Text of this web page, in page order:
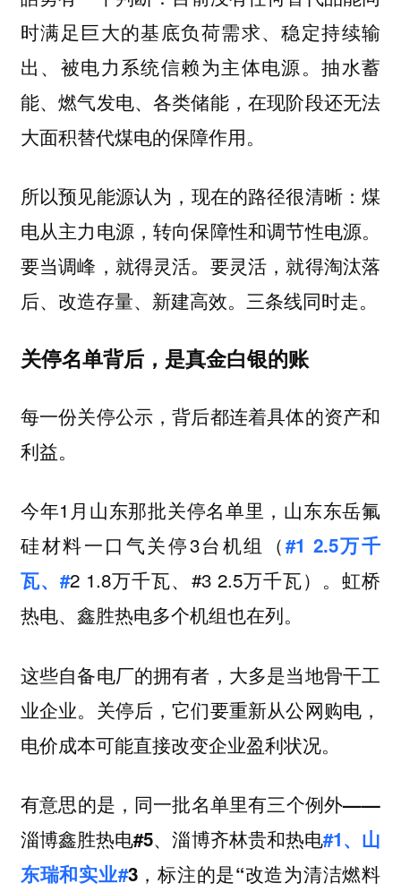
时满足巨大的基底负荷需求、稳定持续输
出、被电力系统信赖为主体电源。抽水蓄
能、燃气发电、各类储能，在现阶段还无法
大面积替代煤电的保障作用。
所以预见能源认为， 现在的路径很清晰：煤
电从主力电源，转向保障性和调节性电源。
要当调峰，就得灵活。要灵活，就得淘汰落
后、改造存量、新建高效。三条线同时走。
关停名单背后，是真金白银的账
每一份关停公示，背后都连着具体的资产和
利益。
今年1月山东那批关停名单里，山东东岳氟
硅材料一口气关停3台机组（#1 2.5万千
瓦、#2 1.8万千瓦、#3 2.5万千瓦）。 虹桥
热电、鑫胜热电多个机组也在列。
这些自备电厂的拥有者，大多是当地骨干工
业企业。关停后，它们要重新从公网购电，
电价成本可能直接改变企业盈利状况。
有意思的是， 同一批名单里有三个例外——
淄博鑫胜热电#5、淄博齐林贵和热电#1、山
东瑞和实业#3，标注的是“改造为清洁燃料